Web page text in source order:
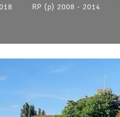
RP (p) 2008 - 2014